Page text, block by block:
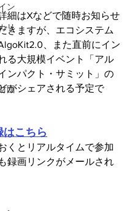
ン
リ
団
細はXなどで随時お知らせ
きますが、エコシステム
、また直前にイン
る大規模イベント「アル
ンパクト・サミット」の
がシェアされる予定で
はこちら
くとリアルタイムで参加
録画リンクがメールされ